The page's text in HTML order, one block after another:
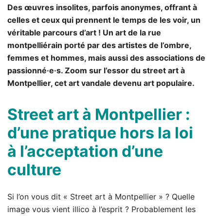
Des œuvres insolites, parfois anonymes, offrant à
celles et ceux qui prennent le temps de les voir, un
véritable parcours d’art ! Un art de la rue
montpelliérain porté par des artistes de l’ombre,
femmes et hommes, mais aussi des associations de
passionné·e·s. Zoom sur l’essor du street art à
Montpellier, cet art vandale devenu art populaire.
Street art à Montpellier :
d’une pratique hors la loi
à l’acceptation d’une
culture
Si l’on vous dit « Street art à Montpellier » ? Quelle
image vous vient illico à l’esprit ? Probablement les